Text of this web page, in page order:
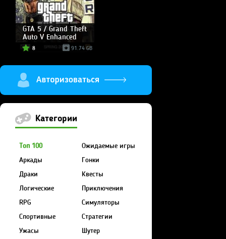
GTA 5 / Grand Theft
Auto V Enhanced
8 91.74 GB
Категории
Топ 100
Ожидаемые игры
Аркады
Гонки
Драки
Квесты
Логические
Приключения
RPG
Симуляторы
Спортивные
Стратегии
Ужасы
Шутер